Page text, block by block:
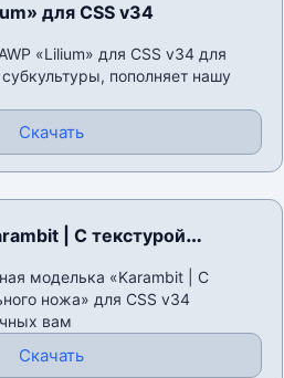
для CSS v34
«Lilium» для CSS v34 для
пополняет нашу
Скачать
| С текстурой
для CSS v34
моделька «Karambit | С
ножа» для CSS v34
вам
Скачать